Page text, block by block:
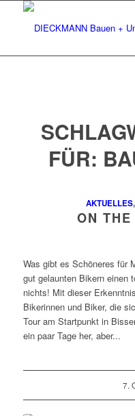
FÜR:
AKTUELLES,
ON
Was gibt es Schöneres für
gut gelaunten Bikern einen
nichts! Mit dieser
Bikerinnen und Biker, die
Tour am Startpunkt in
ein paar Tage her, aber...
7.